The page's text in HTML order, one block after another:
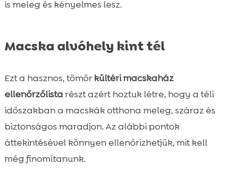
is meleg és kényelmes lesz.
Macska alvóhely kint tél
Ezt a hasznos, tömörkültéri macskaház
ellenőrzőlista részt azért hoztuk létre, hogy a téli
időszakban a macskák otthona meleg, száraz és
biztonságos maradjon. Az alábbi pontok
áttekintésével könnyen ellenőrizhetjük, mit kell
még finomítanunk.